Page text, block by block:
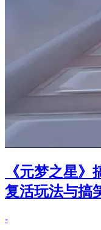
《元梦之星
复活玩法与搞
-